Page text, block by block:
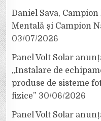
Daniel Sava,
Mentală și Campion
03/07/2026
Panel Volt Solar
„Instalare de
produse de sisteme
fizice” 30/06/2026
Panel Volt Solar